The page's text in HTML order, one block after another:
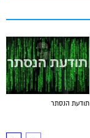
תודעת הנסתר